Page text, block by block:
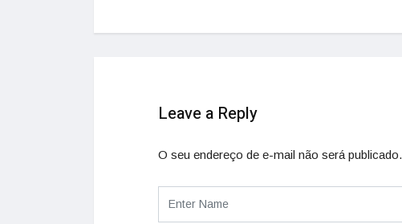
Leave a Reply
O seu endereço de e-mail não será publicado.